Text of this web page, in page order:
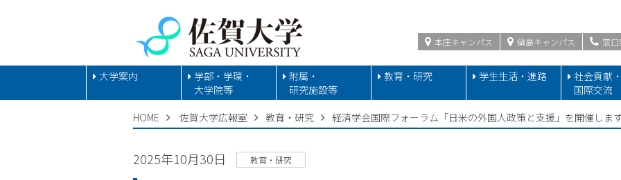
本庄キャンパス 鍋島キャンパス 窓
大学案内
学部・学環・
大学院等
附属・
研究施設等
教育・研究 学生生活・進路
社会貢献
国際交流
HOME
佐賀大学広報室 教育・研究 経済学会国際フォーラム「日米の外国人政策と支援」を開催しま
2025年10月30日 教育・研究